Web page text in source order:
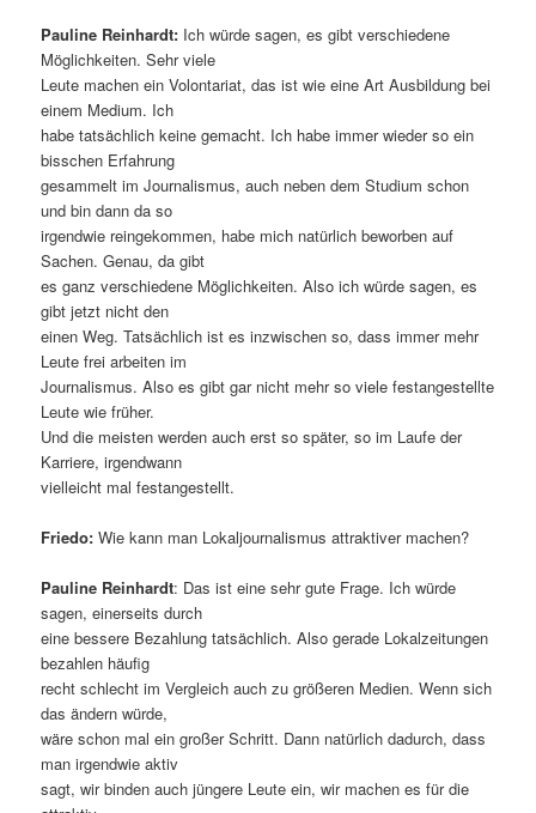
Pauline Reinhardt: Ich würde sagen, es gibt verschiedene
Möglichkeiten. Sehr viele
Leute machen ein Volontariat, das ist wie eine Art Ausbildung bei
einem Medium. Ich
habe tatsächlich keine gemacht. Ich habe immer wieder so ein
bisschen Erfahrung
gesammelt im Journalismus, auch neben dem Studium schon
und bin dann da so
irgendwie reingekommen, habe mich natürlich beworben auf
Sachen. Genau, da gibt
es ganz verschiedene Möglichkeiten. Also ich würde sagen, es
gibt jetzt nicht den
einen Weg. Tatsächlich ist es inzwischen so, dass immer mehr
Leute frei arbeiten im
Journalismus. Also es gibt gar nicht mehr so viele festangestellte
Leute wie früher.
Und die meisten werden auch erst so später, so im Laufe der
Karriere, irgendwann
vielleicht mal festangestellt.
Friedo: Wie kann man Lokaljournalismus attraktiver machen?
Pauline Reinhardt: Das ist eine sehr gute Frage. Ich würde
sagen, einerseits durch
eine bessere Bezahlung tatsächlich. Also gerade Lokalzeitungen
bezahlen häufig
recht schlecht im Vergleich auch zu größeren Medien. Wenn sich
das ändern würde,
wäre schon mal ein großer Schritt. Dann natürlich dadurch, dass
man irgendwie aktiv
sagt, wir binden auch jüngere Leute ein, wir machen es für die